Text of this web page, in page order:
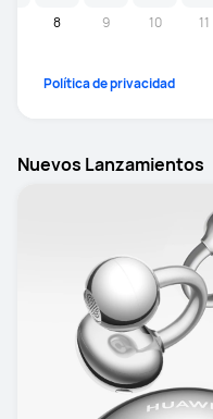
8
9
10
11
Política de privacidad
Nuevos Lanzamientos